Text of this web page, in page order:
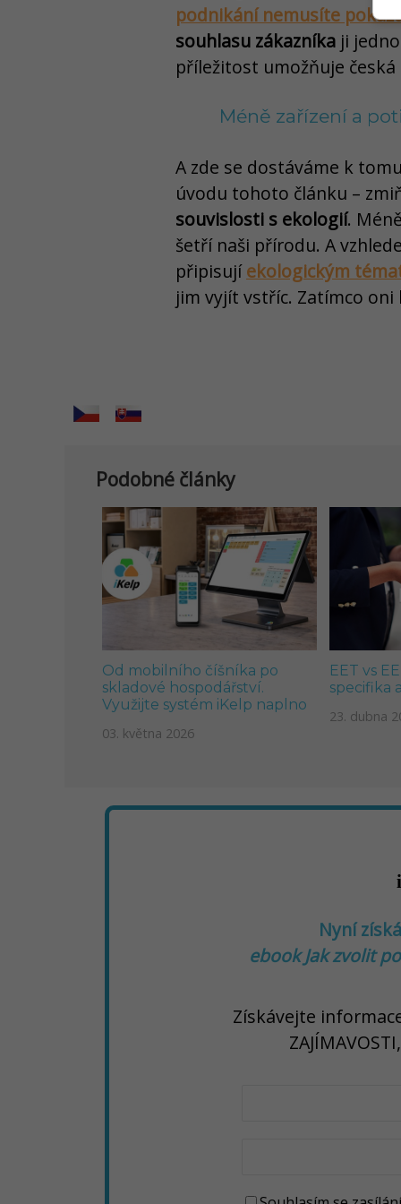
podnikání nemusíte
souhlasu zákazníka ji
příležitost umožňuje
Méně zařízení a
A zde se dostáváme k
úvodu tohoto článku –
souvislosti s ekologií.
šetří naši přírodu. A
připisujíekologickým
jim vyjít vstříc. Zatímco
Podobné články
Od mobilního číšníka po
skladové hospodářství.
Využijte systém iKelp naplno
03. května 2026
EET vs
specifika
23. dubna
Nyní
ebookJak zvolit
Získávejte